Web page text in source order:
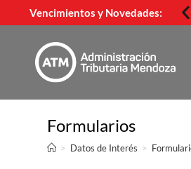
Vencimientos y Novedades:
Formularios
> Datos de Interés >